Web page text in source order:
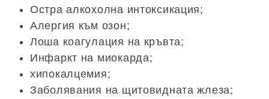
Остра алкохолна интоксикация;
Алергия към озон;
Лоша коагулация на кръвта;
Инфаркт на миокарда;
хипокалцемия;
Заболявания на щитовидната жлеза;